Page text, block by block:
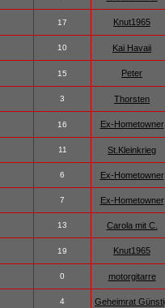
17 Knut1965
10 Kai Havaii
15 Peter
3 Thorsten
16 Ex-Hometowner
11 St.Kleinkrieg
6 Ex-Hometowner
7 Ex-Hometowner
13 Carola mit C.
19 Knut1965
0 motorgitarre
4 Geheimrat